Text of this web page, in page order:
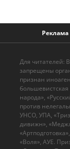
Реклама
Для читателей:
запрещены
признан
народа»,
против
УНСО, УПА,
дивижн»,
«Воля», АУЕ.